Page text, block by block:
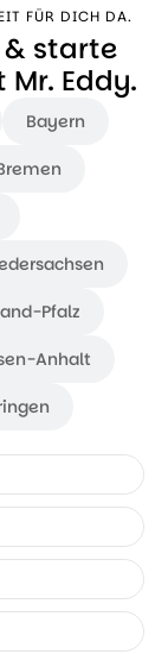
FÜR DICH DA.
starte
Eddy.
Bayern
Pfalz
Anhalt